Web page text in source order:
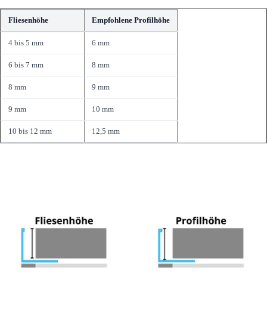
Fliesenhöhe Empfohlene Profilhöhe
4 bis 5 mm 6 mm
6 bis 7 mm 8 mm
8 mm 9 mm
9 mm 10 mm
10 bis 12 mm 12,5 mm